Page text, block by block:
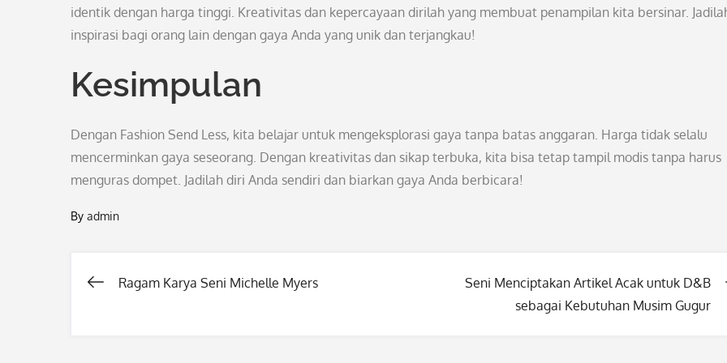
identik dengan harga tinggi. Kreativitas dan kepercayaan dirilah yang membuat penampilan kita bersinar.
inspirasi bagi orang lain dengan gaya Anda yang unik dan terjangkau!
Kesimpulan
Dengan Fashion Send Less, kita belajar untuk mengeksplorasi gaya tanpa batas anggaran. Harga tidak selalu
mencerminkan gaya seseorang. Dengan kreativitas dan sikap terbuka, kita bisa tetap tampil modis tanpa harus
menguras dompet. Jadilah diri Anda sendiri dan biarkan gaya Anda berbicara!
By admin
Post
Ragam Karya Seni Michelle Myers
Seni Menciptakan Artikel Acak untuk D&B
sebagai Kebutuhan Musim Gugur